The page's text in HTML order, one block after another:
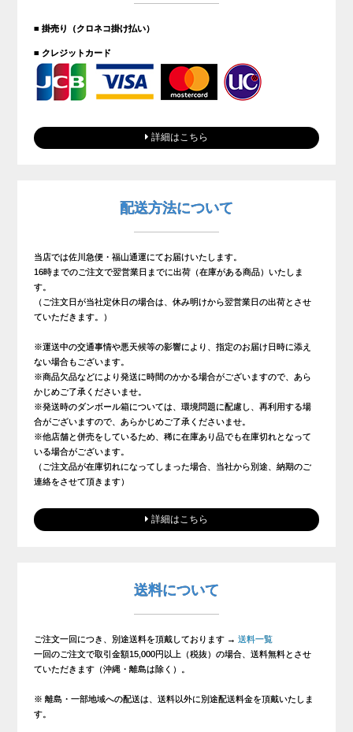
■ 掛売り（クロネコ掛け払い）
■ クレジットカード
詳細はこちら
配送方法について
当店では佐川急便・福山通運にてお届けいたします。
16時までのご注文で翌営業日までに出荷（在庫がある商品）いたしま
す。
（ご注文日が当社定休日の場合は、休み明けから翌営業日の出荷とさせ
ていただきます。）
※運送中の交通事情や悪天候等の影響により、指定のお届け日時に添え
ない場合もございます。
※商品欠品などにより発送に時間のかかる場合がございますので、あら
かじめご了承くださいませ。
※発送時のダンボール箱については、環境問題に配慮し、再利用する場
合がございますので、あらかじめご了承くださいませ。
※他店舗と併売をしているため、稀に在庫あり品でも在庫切れとなって
いる場合がございます。
（ご注文品が在庫切れになってしまった場合、当社から別途、納期のご
連絡をさせて頂きます）
詳細はこちら
送料について
ご注文一回につき、別途送料を頂戴しております → 送料一覧
一回のご注文で取引金額15,000円以上（税抜）の場合、送料無料とさせ
ていただきます（沖縄・離島は除く）。
※ 離島・一部地域への配送は、送料以外に別途配送料金を頂戴いたしま
す。